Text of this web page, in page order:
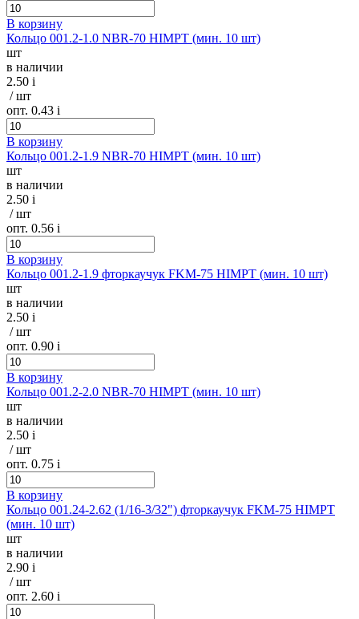
В корзину
Кольцо 001.2-1.0 NBR-70 HIMPT (мин. 10 шт)
шт
в наличии
2.50 i
/ шт
опт. 0.43 i
В корзину
Кольцо 001.2-1.9 NBR-70 HIMPT (мин. 10 шт)
шт
в наличии
2.50 i
/ шт
опт. 0.56 i
В корзину
Кольцо 001.2-1.9 фторкаучук FKM-75 HIMPT (мин. 10 шт)
шт
в наличии
2.50 i
/ шт
опт. 0.90 i
В корзину
Кольцо 001.2-2.0 NBR-70 HIMPT (мин. 10 шт)
шт
в наличии
2.50 i
/ шт
опт. 0.75 i
В корзину
Кольцо 001.24-2.62 (1/16-3/32") фторкаучук FKM-75 HIMPT
(мин. 10 шт)
шт
в наличии
2.90 i
/ шт
опт. 2.60 i